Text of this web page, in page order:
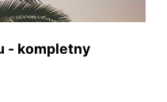
- kompletny